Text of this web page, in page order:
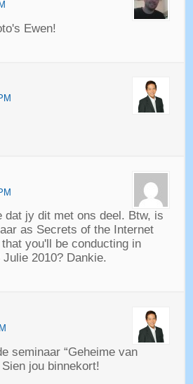
Ewen!
dat jy dit met ons deel. Btw, is
as Secrets of the Internet
you'll be conducting in
2010? Dankie.
seminaar “Geheime van
jou binnekort!